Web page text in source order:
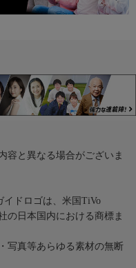
容と異なる場合がございま
イドロゴは、米国TiVo
の日本国内における商標ま
写真等あらゆる素材の無断